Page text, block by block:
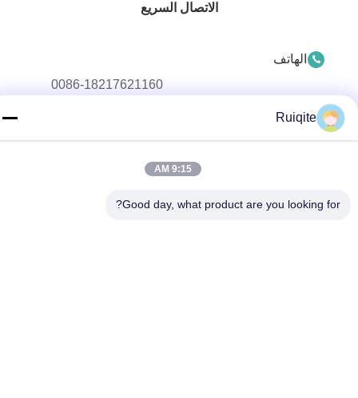
الاتصال السريع
الهاتف
0086-18217621160
بريد إلكتروني
coco@richite.com
Ruiqite
9:15 AM
Good day, what product are you looking for?